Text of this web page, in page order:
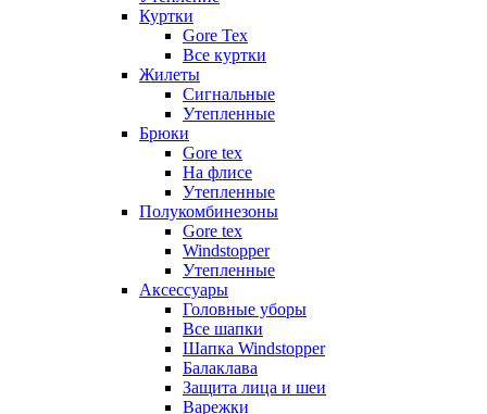
Куртки
Gore Tex
Все куртки
Жилеты
Сигнальные
Утепленные
Брюки
Gore tex
На флисе
Утепленные
Полукомбинезоны
Gore tex
Windstopper
Утепленные
Аксессуары
Головные уборы
Все шапки
Шапка Windstopper
Балаклава
Защита лица и шеи
Варежки